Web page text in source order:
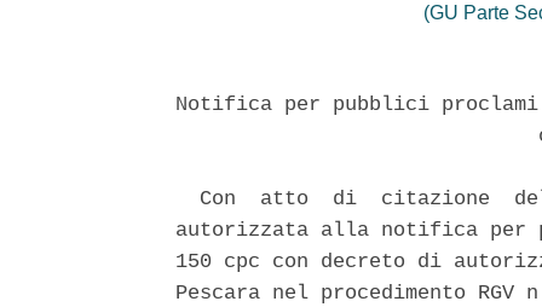
(GU Parte
Notifica per pubblici
Con  atto  di  citazione
autorizzata alla notifica
150 cpc con decreto di
Pescara nel procedimento